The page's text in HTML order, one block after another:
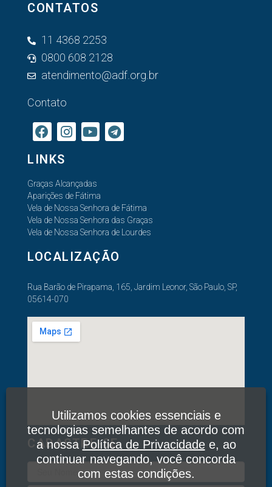
CONTATOS
11 4368 2253
0800 608 2128
atendimento@adf.org.br
Contato
LINKS
Graças Alcançadas
Aparições de Fátima
Vela de Nossa Senhora de Fátima
Vela de Nossa Senhora das Graças
Vela de Nossa Senhora de Lourdes
LOCALIZAÇÃO
Rua Barão de Pirapama, 165, Jardim Leonor, São Paulo, SP,
05614-070
CADASTRE-SE
Utilizamos cookies essenciais e
tecnologias semelhantes de acordo com
a nossaPolítica de Privacidadee, ao
continuar navegando, você concorda
com estas condições.